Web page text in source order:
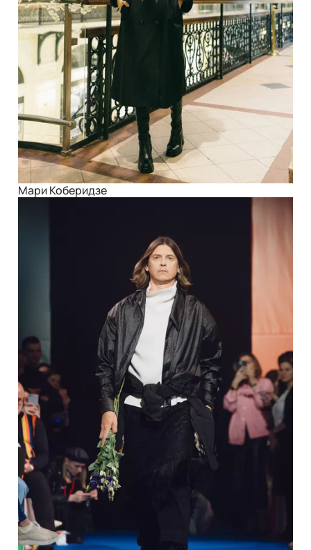
Мари Коберидзе